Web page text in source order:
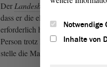
DerLandesbeauftragte für den
dass er die elektronische
erforderlich halte. Zudem
Person trotz Fußfessel weiterhin
stelle die Maßnahme einen
Notwendige
Inhalte von